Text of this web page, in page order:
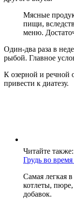
Мясные
пищи,
меню.
Один-два раза в
рыбой. Главное
К озерной и речной
привести к диатезу.
Читайте также:
Грудь во
Самая легкая
котлеты, пюре,
добавок.